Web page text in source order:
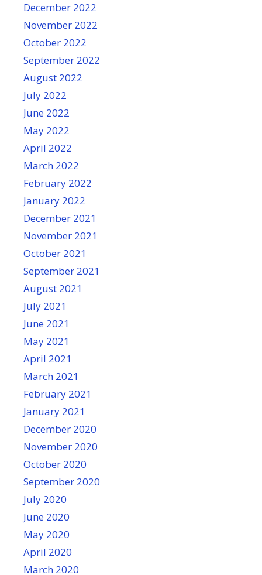
December 2022
November 2022
October 2022
September 2022
August 2022
July 2022
June 2022
May 2022
April 2022
March 2022
February 2022
January 2022
December 2021
November 2021
October 2021
September 2021
August 2021
July 2021
June 2021
May 2021
April 2021
March 2021
February 2021
January 2021
December 2020
November 2020
October 2020
September 2020
July 2020
June 2020
May 2020
April 2020
March 2020